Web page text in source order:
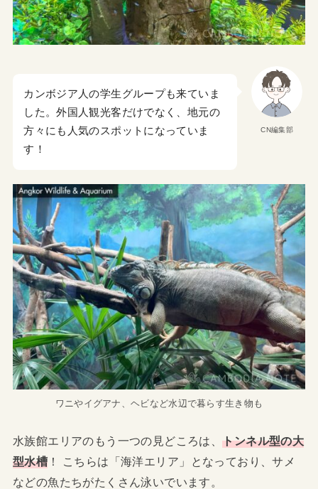
CN編集部
カンボジア人の学生グループも来ていま
した。外国人観光客だけでなく、地元の
方々にも人気のスポットになっていま
す！
ワニやイグアナ、ヘビなど水辺で暮らす生き物も
水族館エリアのもう一つの見どころは、トンネル型の大
型水槽 ！ こちらは「海洋エリア」となっており、サメ
などの魚たちがたくさん泳いでいます。